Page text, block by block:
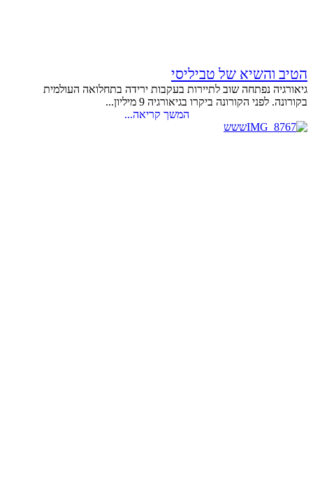
הטיב והשיא של טביליסי
גיאורגיה נפתחה שוב לתיירות בעקבות ירידה בתחלואה העולמית
בקורונה. לפני הקורונה ביקרו בגיאורגיה 9 מיליון...
המשך קריאה...